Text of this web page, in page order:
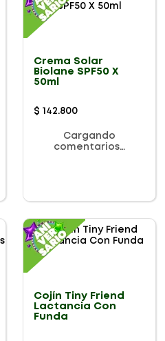
Crema Solar
Biolane SPF50 X
50ml
$ 142.800
Cargando
comentarios…
Cojín Tiny Friend
Lactancia Con
Funda